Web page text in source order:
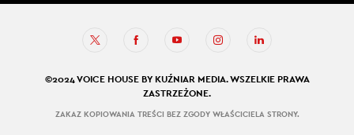
©2024 VOICE HOUSE BY KUŹNIAR MEDIA. WSZELKIE PRAWA
ZASTRZEŻONE.
ZAKAZ KOPIOWANIA TREŚCI BEZ ZGODY WŁAŚCICIELA STRONY.